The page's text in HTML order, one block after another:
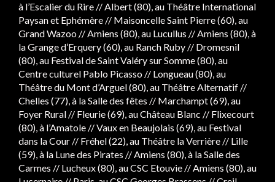
à l’Escalier du Rire // Albert (80), au Théâtre International
Paysan et Ephémère // Maisoncelle Saint Pierre (60), au
Grand Wazoo // Amiens (80), au Lucullus // Amiens (80), à
la Grange d’Erquery (60), au Ranch Ruby // Dromesnil
(80), au Festival de Saint Valéry sur Somme (80), au
Centre culturel Pablo Picasso // Longueau (80), au
Théâtre du Mont d’Arguel (80), au Théâtre Alternatif //
Chelles (77), à la Salle des fêtes // Marchampt (69), au
Foyer Rural // Fleurie (69), au Château Blanc // Flixecourt
(80), à l’Amatole // Vaux en Beaujolais (69), au Festival
dans la Cour // Fréhel (22), au Théâtre la Verrière // Lille
(59), à la Lune des Pirates // Amiens (80), à la Salle des
Carmes // Lucheux (80), au CSC Etouvie // Amiens (80), au